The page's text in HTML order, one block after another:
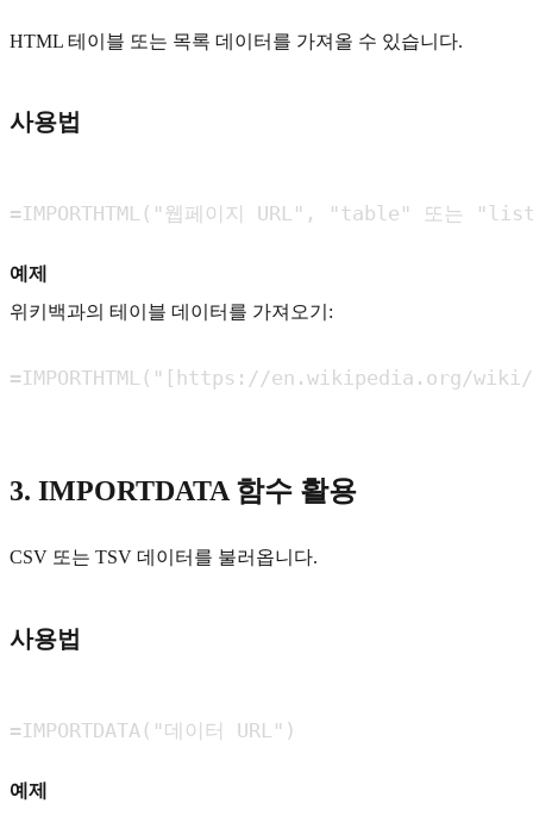
HTML 테이블 또는 목록 데이터를 가져올 수 있습니다.
사용법
=IMPORTHTML("웹페이지 URL", "table" 또는
예제
위키백과의 테이블 데이터를 가져오기:
=IMPORTHTML("[https://en.wikipedia.org/
3. IMPORTDATA 함수 활용
CSV 또는 TSV 데이터를 불러옵니다.
사용법
=IMPORTDATA("데이터 URL")
예제